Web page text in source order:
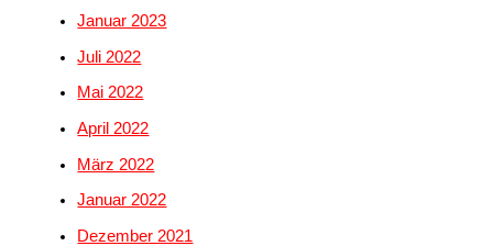
Januar 2023
Juli 2022
Mai 2022
April 2022
März 2022
Januar 2022
Dezember 2021